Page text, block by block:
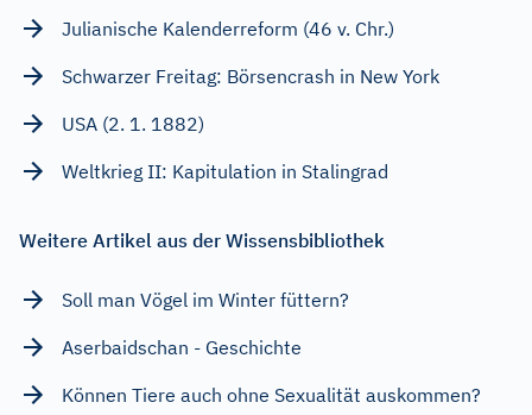
Julianische Kalenderreform (46 v. Chr.)
Schwarzer Freitag: Börsencrash in New York
USA (2. 1. 1882)
Weltkrieg II: Kapitulation in Stalingrad
Weitere Artikel aus der Wissensbibliothek
Soll man Vögel im Winter füttern?
Aserbaidschan - Geschichte
Können Tiere auch ohne Sexualität auskommen?